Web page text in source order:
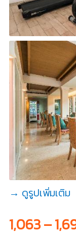
→ ดูรูปเพิ่มเติม
1,063 –